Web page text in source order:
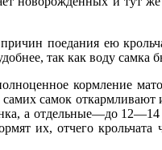
поедания ею
так как воду самка
кормление
самок
а отдельные—до
их, отчего